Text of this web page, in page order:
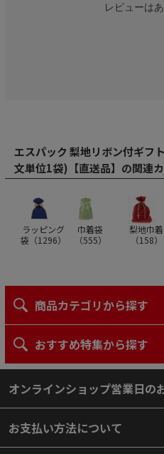
レビューは
エスパック 梨地リボン付ギフ
文単位1袋)【直送品】の関連
ラッピング
袋（1296）
巾着袋
（555）
梨地巾着
（158）
商品カテゴリから探す
おすすめ特集から探す
オンラインショップ営業日の
お支払い方法について